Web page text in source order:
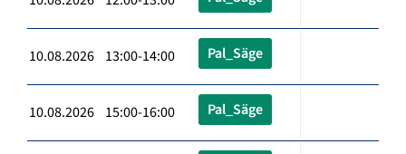
10.08.2026 13:00-14:00 Pal_Säge
10.08.2026 15:00-16:00 Pal_Säge